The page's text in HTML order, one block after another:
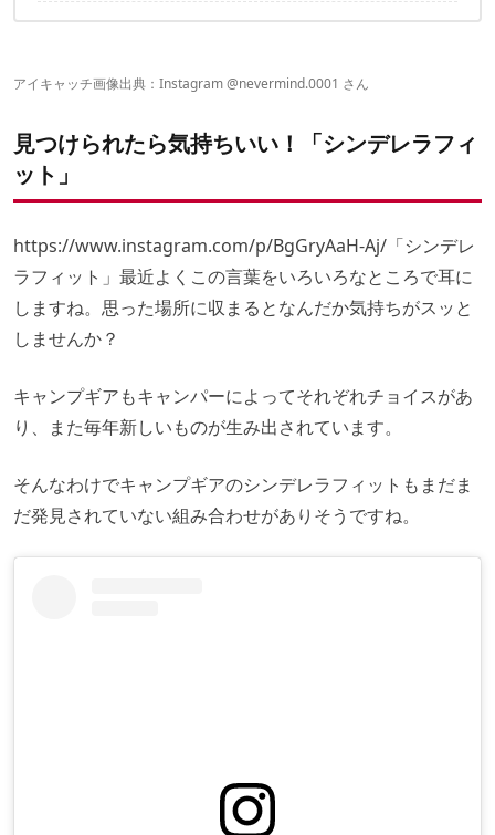
トークス × 日進カップラーメン
SOTO × ダイソー
アイキャッチ画像出典： Instagram @nevermind.0001 さん
見つけられたら気持ちいい！「シンデレラフィ
ット」
https://www.instagram.com/p/BgGryAaH-Aj/ 「シンデレ
ラフィット」最近よくこの言葉をいろいろなところで耳に
しますね。思った場所に収まるとなんだか気持ちがスッと
しませんか？
キャンプギアもキャンパーによってそれぞれチョイスがあ
り、また毎年新しいものが生み出されています。
そんなわけでキャンプギアのシンデレラフィットもまだま
だ発見されていない組み合わせがありそうですね。